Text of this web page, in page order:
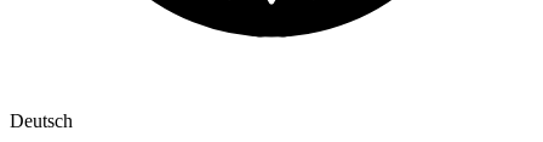
Deutsch